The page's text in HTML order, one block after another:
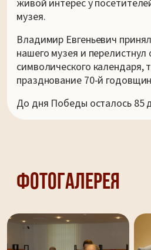
живой интерес у
музея.
Владимир Евгеньевич
нашего музея и перелистнул
символического
празднование 70-й
До дня Победы осталось 85
Фотогалерея